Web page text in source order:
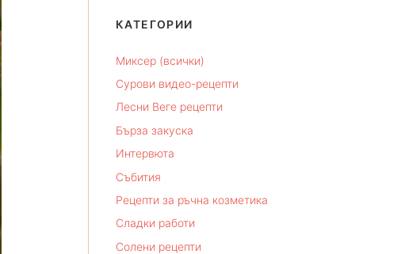
КАТЕГОРИИ
Миксер (всички)
Сурови видео-рецепти
Лесни Веге рецепти
Бърза закуска
Интервюта
Събития
Рецепти за ръчна козметика
Сладки работи
Солени рецепти